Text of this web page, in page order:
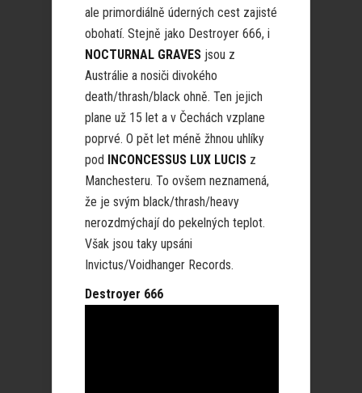
ale primordiálně úderných cest zajisté
obohatí. Stejně jako Destroyer 666, i
NOCTURNAL GRAVES jsou z
Austrálie a nosiči divokého
death/thrash/black ohně. Ten jejich
plane už 15 let a v Čechách vzplane
poprvé. O pět let méně žhnou uhlíky
pod INCONCESSUS LUX LUCIS z
Manchesteru. To ovšem neznamená,
že je svým black/thrash/heavy
nerozdmýchají do pekelných teplot.
Však jsou taky upsáni
Invictus/Voidhanger Records.
Destroyer 666